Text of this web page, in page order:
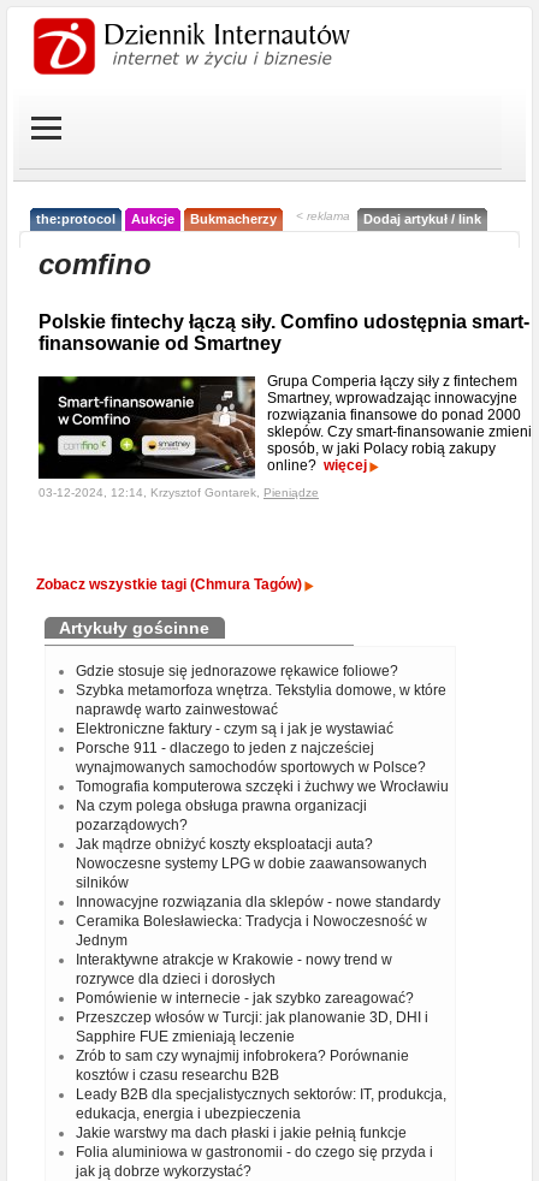
the:protocol Aukcje Bukmacherzy < reklama Dodaj artykuł / link
comfino
Polskie fintechy łączą siły. Comfino udostępnia smart-
finansowanie od Smartney
Grupa Comperia łączy siły z fintechem
Smartney, wprowadzając innowacyjne
rozwiązania finansowe do ponad 2000
sklepów. Czy smart-finansowanie zmieni
sposób, w jaki Polacy robią zakupy
online? więcej
03-12-2024, 12:14, Krzysztof Gontarek, Pieniądze
Zobacz wszystkie tagi (Chmura Tagów)
Artykuły gościnne
Gdzie stosuje się jednorazowe rękawice foliowe?
Szybka metamorfoza wnętrza. Tekstylia domowe, w które
naprawdę warto zainwestować
Elektroniczne faktury - czym są i jak je wystawiać
Porsche 911 - dlaczego to jeden z najcześciej
wynajmowanych samochodów sportowych w Polsce?
Tomografia komputerowa szczęki i żuchwy we Wrocławiu
Na czym polega obsługa prawna organizacji
pozarządowych?
Jak mądrze obniżyć koszty eksploatacji auta?
Nowoczesne systemy LPG w dobie zaawansowanych
silników
Innowacyjne rozwiązania dla sklepów - nowe standardy
Ceramika Bolesławiecka: Tradycja i Nowoczesność w
Jednym
Interaktywne atrakcje w Krakowie - nowy trend w
rozrywce dla dzieci i dorosłych
Pomówienie w internecie - jak szybko zareagować?
Przeszczep włosów w Turcji: jak planowanie 3D, DHI i
Sapphire FUE zmieniają leczenie
Zrób to sam czy wynajmij infobrokera? Porównanie
kosztów i czasu researchu B2B
Leady B2B dla specjalistycznych sektorów: IT, produkcja,
edukacja, energia i ubezpieczenia
Jakie warstwy ma dach płaski i jakie pełnią funkcje
Folia aluminiowa w gastronomii - do czego się przyda i
jak ją dobrze wykorzystać?